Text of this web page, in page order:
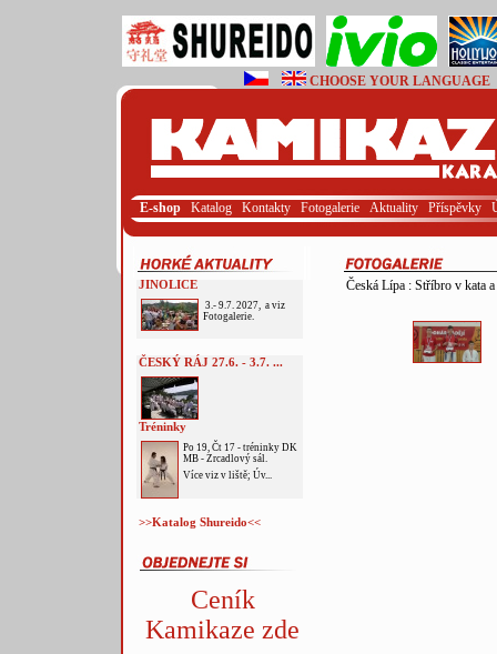
CHOOSE YOUR LANGUAGE
E-shop Katalog Kontakty Fotogalerie Aktuality Příspěvky
JINOLICE
3.- 9.7. 2027, a viz
Fotogalerie.
ČESKÝ RÁJ 27.6. - 3.7. ...
Tréninky
Po 19, Čt 17 - tréninky DK
MB - Zrcadlový sál.
Více viz v liště; Úv...
>>Katalog Shureido<<
Ceník
Kamikaze zde
Česká Lípa : Stříbro v kata